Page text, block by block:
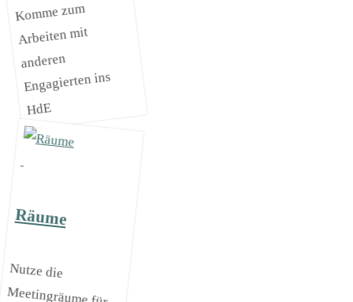
Komme zum
Arbeiten mit
anderen
Engagierten ins
HdE
Räume
Nutze die
Meetingräume für
eure Treffen oder